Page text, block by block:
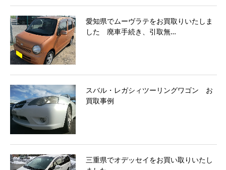
愛知県でムーヴラテをお買取りいたしま
した 廃車手続き、引取無…
スバル・レガシィツーリングワゴン お
買取事例
三重県でオデッセイをお買い取りいたし